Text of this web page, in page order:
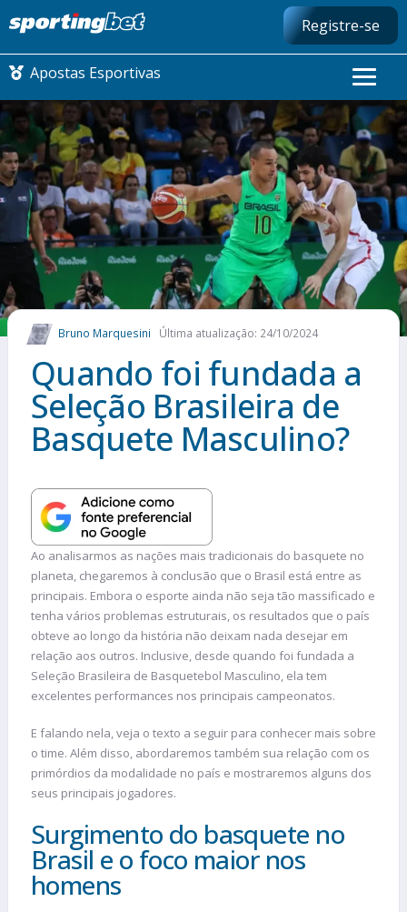
Registre-se
Apostas Esportivas
CONMEBOL LIBERTADORES
FUTEBOL NACIONAL
FUTEBOL INTERNACIONAL
COMO APOSTAR
MAIS ESPORTES
Bruno Marquesini Última atualização: 24/10/2024
Quando foi fundada a
Seleção Brasileira de
Basquete Masculino?
Ao analisarmos as nações mais tradicionais do basquete no
planeta, chegaremos à conclusão que o Brasil está entre as
principais. Embora o esporte ainda não seja tão massificado e
tenha vários problemas estruturais, os resultados que o país
obteve ao longo da história não deixam nada desejar em
relação aos outros. Inclusive, desde quando foi fundada a
Seleção Brasileira de Basquetebol Masculino, ela tem
excelentes performances nos principais campeonatos.
E falando nela, veja o texto a seguir para conhecer mais sobre
o time. Além disso, abordaremos também sua relação com os
primórdios da modalidade no país e mostraremos alguns dos
seus principais jogadores.
Surgimento do basquete no
Brasil e o foco maior nos
homens